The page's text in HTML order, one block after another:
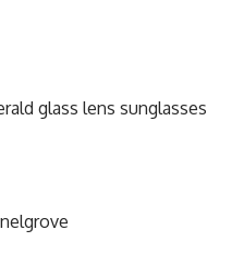
glass lens sunglasses